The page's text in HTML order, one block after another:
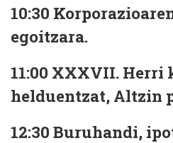
10:30
egoitzara.
11:00 XXXVII. Herri
helduentzat, Altzin
12:30 Buruhandi,